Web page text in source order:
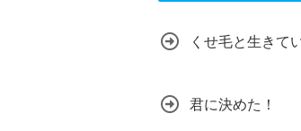
くせ毛と生きて
君に決めた！